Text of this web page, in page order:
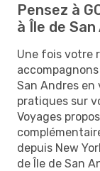
Pensez à
à Île de
Une fois votre
San Andres
pratiques sur
Voyages
depuis New
de Île de San